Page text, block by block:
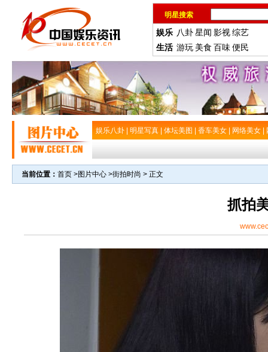
明星搜索
娱乐 八卦星闻 影视综艺
生活 游玩 美食 百味便民
娱乐八卦 明星写真 体坛美图 香车美女 网络美女
当前位置： 首页 >图片中心 >街拍时尚 > 正文
抓拍